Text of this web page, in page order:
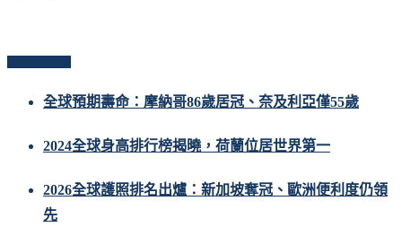
全球預期壽命：摩納哥86歲居冠、奈及利亞僅55歲
2024全球身高排行榜揭曉，荷蘭位居世界第一
2026全球護照排名出爐：新加坡奪冠、歐洲便利度仍領
先